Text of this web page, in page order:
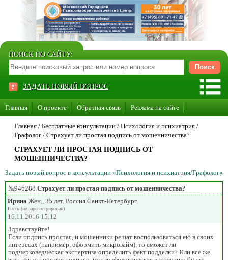
ПОИСК ПО САЙТУ:
ЗАДАТЬ НОВЫЙ ВОПРОС
Главная О проекте Обратная связь Реклама на сайте
Стать консультантом нашего сайта
Главная / Бесплатные консультации / Психология и психиатрия /
Графолог / Страхует ли простая подпись от мошенничества?
СТРАХУЕТ ЛИ ПРОСТАЯ ПОДПИСЬ ОТ
МОШЕННИЧЕСТВА?
Задать новый вопрос в консультации «Психология и психиатрия/Графолог»
№946288 Страхует ли простая подпись от мошенничества?
Ирина Жен., 35 лет. Россия Санкт-Петербург
Гость (не зарегистрирован)
16.11.2016 15:12
Здравствуйте!
Если подпись простая, и мошенники решат воспользоваться ею в своих
интересах (например, оформить микрозайм), то сможет ли
подчерковедческая экспертиза определить факт подделки? Или все же